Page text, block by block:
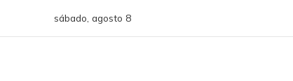
sábado, agosto 8